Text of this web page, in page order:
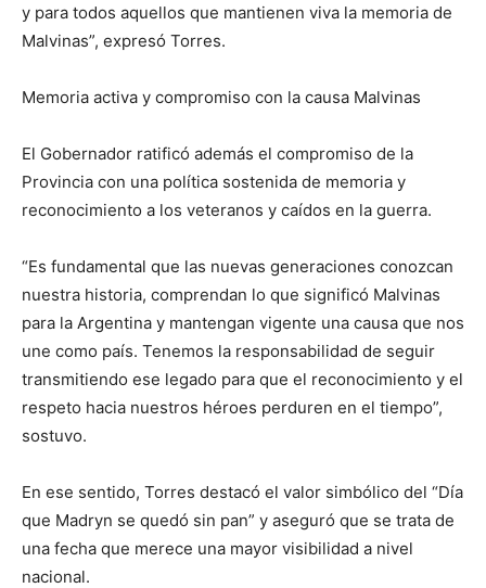
y para todos aquellos que mantienen viva la memoria de
Malvinas”, expresó Torres.
Memoria activa y compromiso con la causa Malvinas
El Gobernador ratificó además el compromiso de la
Provincia con una política sostenida de memoria y
reconocimiento a los veteranos y caídos en la guerra.
“Es fundamental que las nuevas generaciones conozcan
nuestra historia, comprendan lo que significó Malvinas
para la Argentina y mantengan vigente una causa que nos
une como país. Tenemos la responsabilidad de seguir
transmitiendo ese legado para que el reconocimiento y el
respeto hacia nuestros héroes perduren en el tiempo”,
sostuvo.
En ese sentido, Torres destacó el valor simbólico del “Día
que Madryn se quedó sin pan” y aseguró que se trata de
una fecha que merece una mayor visibilidad a nivel
nacional.